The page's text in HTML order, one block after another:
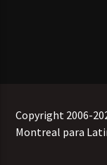
Copyright 2006-
Montreal para